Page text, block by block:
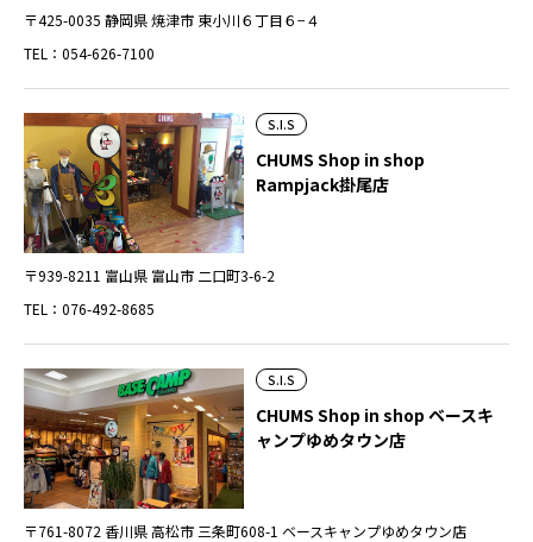
〒425-0035 静岡県 焼津市 東小川６丁目６−４
TEL：054-626-7100
S.I.S
CHUMS Shop in shop
Rampjack掛尾店
〒939-8211 富山県 富山市 二口町3-6-2
TEL：076-492-8685
S.I.S
CHUMS Shop in shop ベースキ
ャンプゆめタウン店
〒761-8072 香川県 高松市 三条町608-1 ベースキャンプゆめタウン店